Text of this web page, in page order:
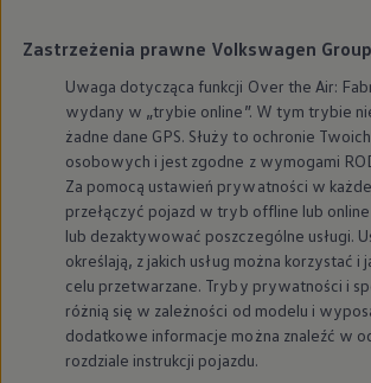
Zastrzeżenia prawne Volkswagen
Uwaga dotycząca funkcji Over the Air:
wydany w „trybie online”. W tym trybie
żadne dane GPS. Służy to ochronie
osobowych i jest zgodne z wymogami
Za pomocą ustawień prywatności w
przełączyć pojazd w tryb offline lub
lub dezaktywować poszczególne usługi.
określają, z jakich usług można korzystać i
celu przetwarzane. Tryby prywatności i
różnią się w zależności od modelu i
dodatkowe informacje można znaleźć w
rozdziale instrukcji pojazdu.